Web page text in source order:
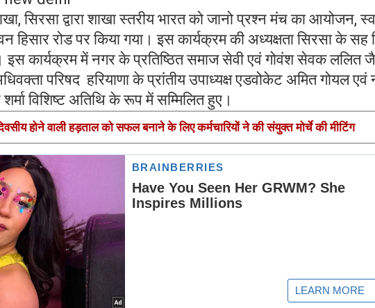
सिरसा द्वारा शाखा स्तरीय भारत को जानो प्रश्न मंच का आयोजन,
हिसार रोड पर किया गया। इस कार्यक्रम की अध्यक्षता सिरसा के सह
इस कार्यक्रम में नगर के प्रतिष्ठित समाज सेवी एवं गोवंश सेवक ललित
परिषद हरियाणा के प्रांतीय उपाध्यक्ष एडवोकेट अमित गोयल एवं
विशिष्ट अतिथि के रूप में सम्मिलित हुए।
होने वाली हड़ताल को सफल बनाने के लिए कर्मचारियों ने की संयुक्त मोर्चे की मीटिंग